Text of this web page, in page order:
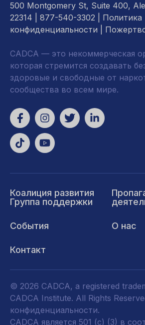
500 Montgomery St, Suite 400,
22314 | 877-540-3302 | Политика
конфиденциальности
CADCA — это некоммерческая
которая стремится создавать
здоровые и свободные от
сообщества во всем мире.
Коалиция развития
Группа поддержки
События О нас
Контакт
© 2026 CADCA, a registered
CADCA Institute. All Rights
конфиденциальности.
CADCA является 501 (c) (3) в